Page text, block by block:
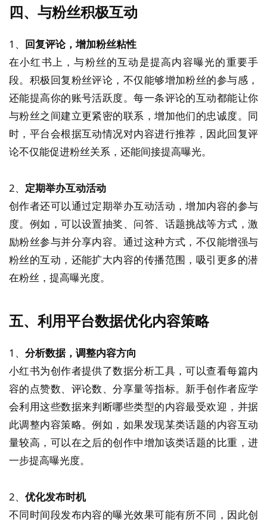
四、与粉丝积极互动
1、 回复评论，增加粉丝粘性
在小红书上，与粉丝的互动是提高内容曝光的重要手
段。积极回复粉丝评论，不仅能够增加粉丝的参与感，
还能提高你的账号活跃度。每一条评论的互动都能让你
与粉丝之间建立更紧密的联系，增加他们的忠诚度。同
时，平台会根据互动情况对内容进行推荐，因此回复评
论不仅能促进粉丝关系，还能间接提高曝光。
2、 定期举办互动活动
创作者还可以通过定期举办互动活动，增加内容的参与
度。例如，可以设置抽奖、问答、话题挑战等方式，激
励粉丝参与并分享内容。通过这种方式，不仅能增强与
粉丝的互动，还能扩大内容的传播范围，吸引更多的潜
在粉丝，提高曝光度。
五、利用平台数据优化内容策略
1、 分析数据，调整内容方向
小红书为创作者提供了数据分析工具，可以查看每篇内
容的点赞数、评论数、分享量等指标。新手创作者应学
会利用这些数据来判断哪些类型的内容最受欢迎，并据
此调整内容策略。例如，如果发现某类话题的内容互动
量较高，可以在之后的创作中增加该类话题的比重，进
一步提高曝光度。
2、 优化发布时机
不同时间段发布内容的曝光效果可能有所不同，因此创